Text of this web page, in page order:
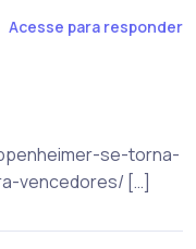
Acesse para responder
se-torna-
vencedores/ […]